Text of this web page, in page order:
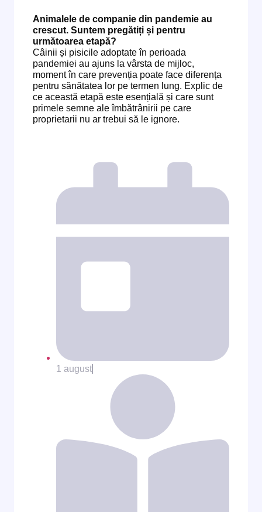
Animalele de companie din pandemie au
crescut. Suntem pregătiți și pentru
următoarea etapă?
Câinii și pisicile adoptate în perioada
pandemiei au ajuns la vârsta de mijloc,
moment în care prevenția poate face diferența
pentru sănătatea lor pe termen lung. Explic de
ce această etapă este esențială și care sunt
primele semne ale îmbătrânirii pe care
proprietarii nu ar trebui să le ignore.
1 august